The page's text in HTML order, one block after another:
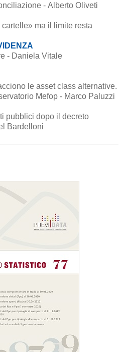
- Alberto Oliveti
ma il limite resta
- Daniela Vitale
le asset class alternative.
Mefop - Marco Paluzzi
pubblici dopo il decreto
Bardelloni